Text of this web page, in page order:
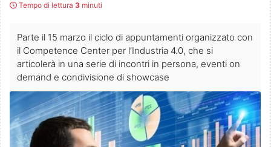
Tempo di lettura 3 minuti
Parte il 15 marzo il ciclo di appuntamenti organizzato con
il Competence Center per l’Industria 4.0, che si
articolerà in una serie di incontri in persona, eventi on
demand e condivisione di showcase